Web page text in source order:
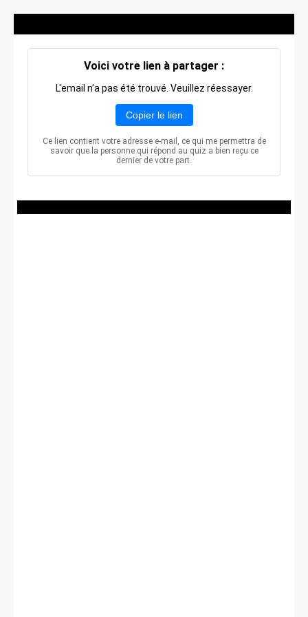
Voici votre lien à partager :
L'email n'a pas été trouvé. Veuillez réessayer.
Copier le lien
Ce lien contient votre adresse e-mail, ce qui me permettra de
savoir que la personne qui répond au quiz a bien reçu ce
dernier de votre part.